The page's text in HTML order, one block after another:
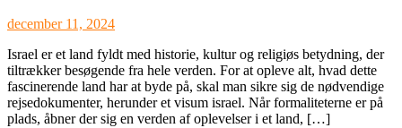
december 11, 2024
Israel er et land fyldt med historie, kultur og religiøs betydning, der
tiltrækker besøgende fra hele verden. For at opleve alt, hvad dette
fascinerende land har at byde på, skal man sikre sig de nødvendige
rejsedokumenter, herunder et visum israel. Når formaliteterne er på
plads, åbner der sig en verden af oplevelser i et land, […]